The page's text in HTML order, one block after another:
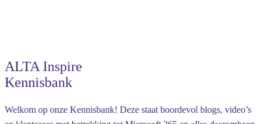
ALTA Inspire
Kennisbank
Welkom op onze Kennisbank! Deze staat boordevol blogs, video’s